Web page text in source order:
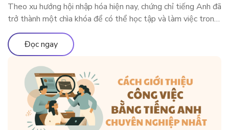
Theo xu hướng hội nhập hóa hiện nay, chứng chỉ tiếng Anh đã
trở thành một chìa khóa để có thể học tập và làm việc trong
môi trường quốc tế. Vậy có những chứng chỉ thông dụng nào
được Việt Nam và các nước lớn trên thế giới công nhận?
Cùng ELSA Premium tìm […]
Đọc ngay